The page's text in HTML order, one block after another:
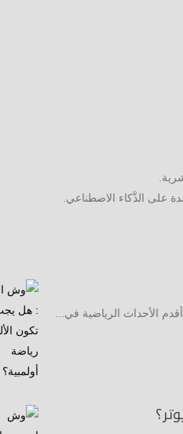
على الذَّكاء الاصطناعي.
الأحداث الرياضية في...